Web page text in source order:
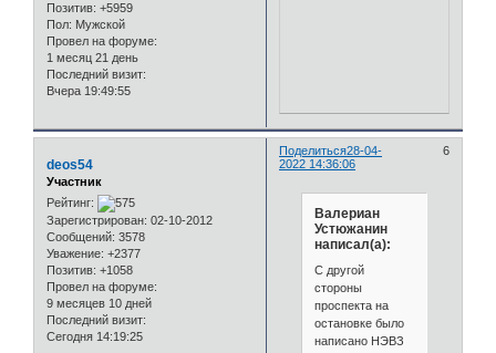
Позитив: +5959
Пол: Мужской
Провел на форуме:
1 месяц 21 день
Последний визит:
Вчера 19:49:55
Поделиться 6
28-04-
2022 14:36:06
deos54
Участник
Рейтинг:
Зарегистрирован: 02-10-2012
Сообщений: 3578
Уважение: +2377
Позитив: +1058
Провел на форуме:
9 месяцев 10 дней
Последний визит:
Сегодня 14:19:25
Валериан
Устюжанин
написал(а):
С другой
стороны
проспекта на
остановке было
написано НЭВЗ